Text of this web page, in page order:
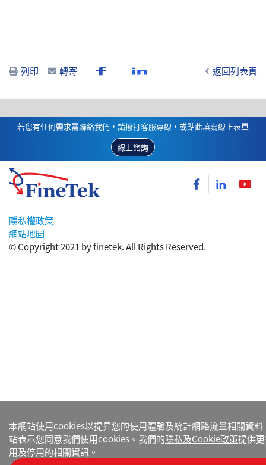
列印 轉寄 返回列表頁
若您有任何需求需聯絡我們，請撥打客服專線，或點此填寫線上表單
線上諮詢
隱私權政策
網站地圖
© Copyright 2021 by finetek. All Rights Reserved.
本網站使用cookies以提昇您的使用體驗及統計網路流量相關資
站表示您同意我們使用cookies。我們的隱私及Cookie政策提供
用及停用的相關資訊。